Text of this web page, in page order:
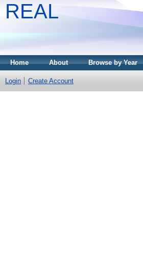
REAL
Home About Browse by Year
Login Create Account